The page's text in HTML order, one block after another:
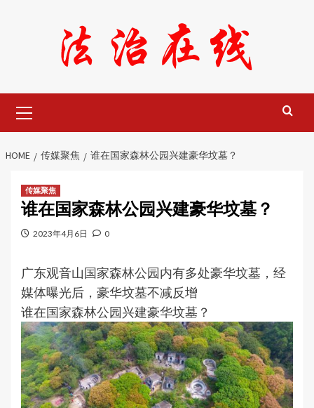
Menu
HOME 传媒聚焦 谁在国家森林公园兴建豪华坟墓？
传媒聚焦
谁在国家森林公园兴建豪华坟墓？
2023年4月6日 0
广东观音山国家森林公园内有多处豪华坟墓，经
媒体曝光后，豪华坟墓不减反增
谁在国家森林公园兴建豪华坟墓？